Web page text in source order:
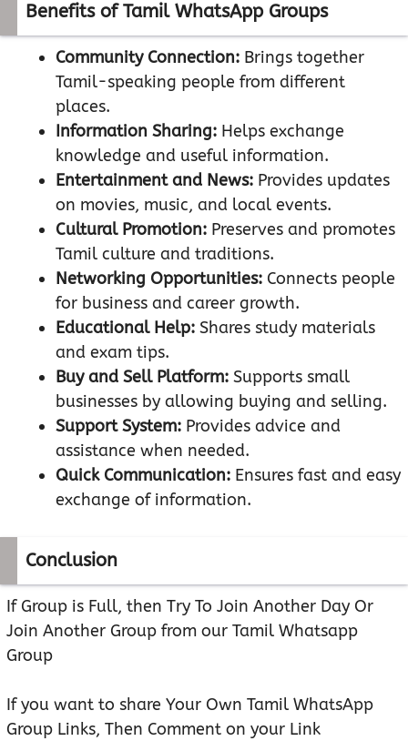
Benefits of Tamil WhatsApp Groups
Community Connection: Brings together
Tamil-speaking people from different
places.
Information Sharing: Helps exchange
knowledge and useful information.
Entertainment and News: Provides updates
on movies, music, and local events.
Cultural Promotion: Preserves and promotes
Tamil culture and traditions.
Networking Opportunities: Connects people
for business and career growth.
Educational Help: Shares study materials
and exam tips.
Buy and Sell Platform: Supports small
businesses by allowing buying and selling.
Support System: Provides advice and
assistance when needed.
Quick Communication: Ensures fast and easy
exchange of information.
Conclusion
If Group is Full, then Try To Join Another Day Or
Join Another Group from our Tamil Whatsapp
Group
If you want to share Your Own Tamil WhatsApp
Group Links, Then Comment on your Link